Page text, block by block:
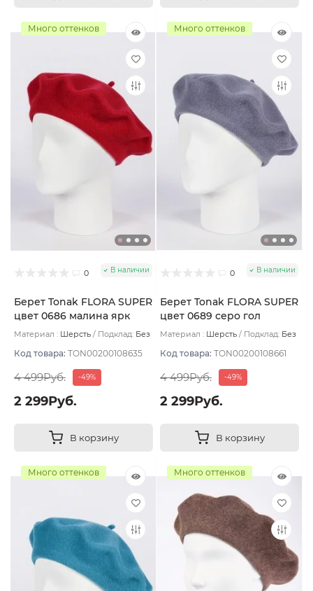
Много оттенков
0 В наличии
Берет Tonak FLORA SUPER
цвет 0686 малина ярк
Материал : Шерсть Подклад: Без
Код товара: TON00200108635
4 499Руб. -49%
2 299Руб.
В корзину
Много оттенков
0 В наличии
Берет Tonak FLORA SUPER
цвет 0689 серо гол
Материал : Шерсть Подклад: Без
Код товара: TON00200108661
4 499Руб. -49%
2 299Руб.
В корзину
Много оттенков Много оттенков